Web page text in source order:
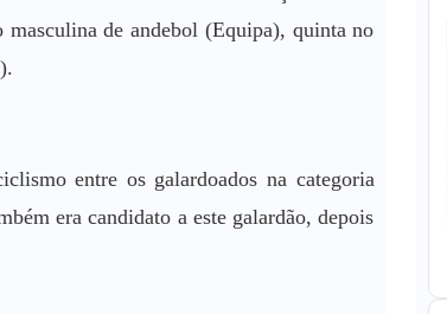
masculina de andebol (Equipa), quinta no
entre os galardoados na categoria
era candidato a este galardão, depois